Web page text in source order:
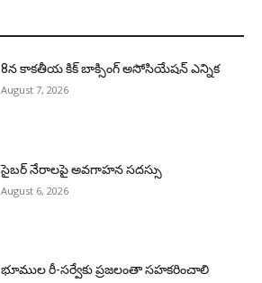
8న కాకతీయ కిక్ బాక్సింగ్ అసోసియేషన్ ఎన్నిక
August 7, 2026
సైబర్ నేరాలపై అవగాహన సదస్సు
August 6, 2026
భూముల రీ-సర్వేకు ప్రజలంతా సహకరించాలి